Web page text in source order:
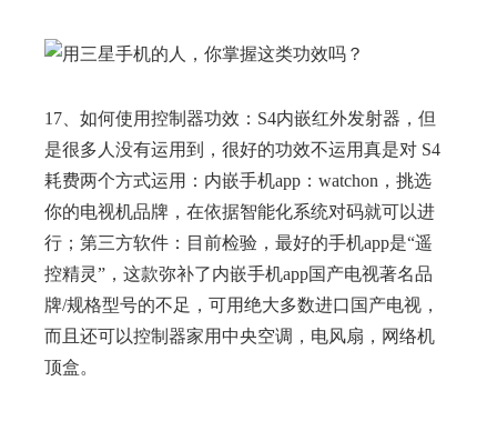
17、如何使用控制器功效：S4内嵌红外发射器，但
是很多人没有运用到，很好的功效不运用真是对 S4
耗费两个方式运用：内嵌手机app：watchon，挑选
你的电视机品牌，在依据智能化系统对码就可以进
行；第三方软件：目前检验，最好的手机app是“遥
控精灵”，这款弥补了内嵌手机app国产电视著名品
牌/规格型号的不足，可用绝大多数进口国产电视，
而且还可以控制器家用中央空调，电风扇，网络机
顶盒。